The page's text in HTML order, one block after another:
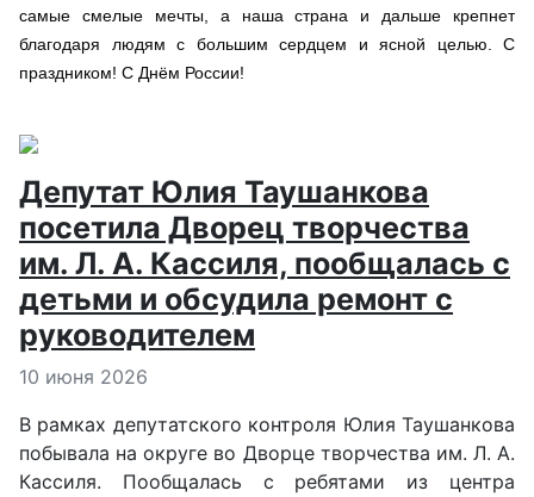
самые смелые мечты, а наша страна и дальше крепнет
благодаря людям с большим сердцем и ясной целью. С
праздником! С Днём России!
Депутат Юлия Таушанкова
посетила Дворец творчества
им. Л. А. Кассиля, пообщалась с
детьми и обсудила ремонт с
руководителем
Информация о материале
10 июня 2026
В рамках депутатского контроля Юлия Таушанкова
побывала на округе во Дворце творчества им. Л. А.
Кассиля. Пообщалась с ребятами из центра